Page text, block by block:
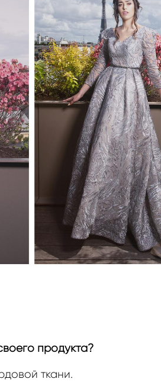
продукта?
ткани.